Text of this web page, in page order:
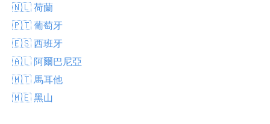
🇳🇱 荷蘭
🇵🇹 葡萄牙
🇪🇸 西班牙
🇦🇱 阿爾巴尼亞
🇲🇹 馬耳他
🇲🇪 黑山